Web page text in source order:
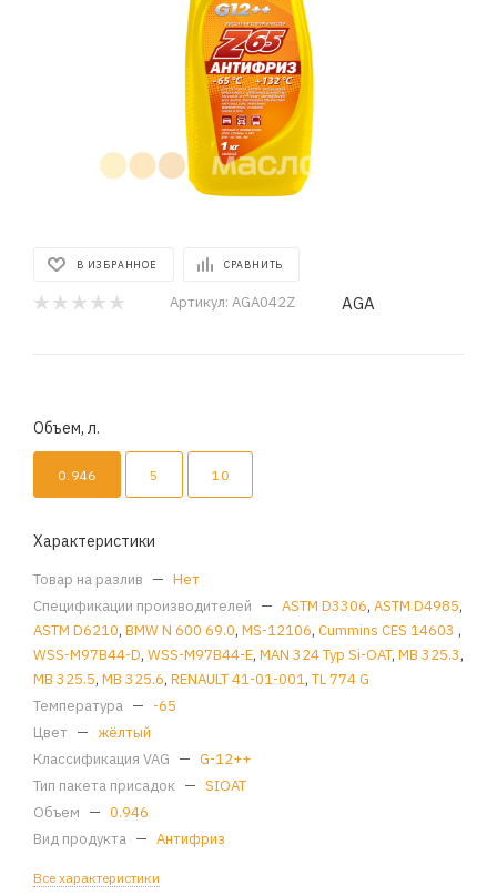
В ИЗБРАННОЕ СРАВНИТЬ
Артикул: AGA042Z AGA
Объем, л.
0.946 5 10
Характеристики
Товар на разлив — Нет
Спецификации производителей — ASTM D3306, ASTM D4985,
ASTM D6210, BMW N 600 69.0, MS-12106, Cummins CES 14603 ,
WSS-M97B44-D, WSS-M97B44-E, MAN 324 Typ Si-OAT, MB 325.3,
MB 325.5, MB 325.6, RENAULT 41-01-001, TL 774 G
Температура — -65
Цвет — жёлтый
Классификация VAG — G-12++
Тип пакета присадок — SIOAT
Объем — 0.946
Вид продукта — Антифриз
Все характеристики